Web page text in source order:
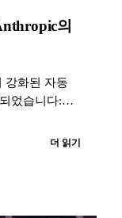
의
강화된 자동
었습니다:
더 읽기